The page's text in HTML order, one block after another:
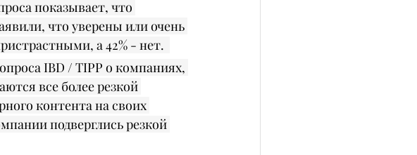
показывает, что
что уверены или очень
а 42% - нет.
IBD / TIPP о компаниях,
все более резкой
контента на своих
подверглись резкой